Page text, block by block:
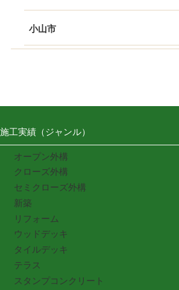
小山市
施工実績（ジャンル）
オープン外構
クローズ外構
セミクローズ外構
新築
リフォーム
ウッドデッキ
タイルデッキ
テラス
スタンプコンクリート